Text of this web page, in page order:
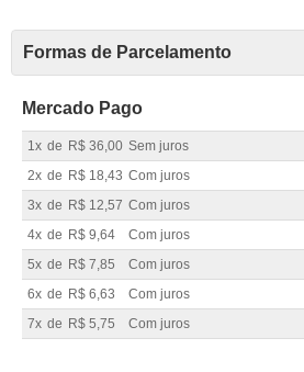
Formas de Parcelamento
Mercado Pago
1x de R$ 36,00 Sem juros
2x de R$ 18,43 Com juros
3x de R$ 12,57 Com juros
4x de R$ 9,64 Com juros
5x de R$ 7,85 Com juros
6x de R$ 6,63 Com juros
7x de R$ 5,75 Com juros